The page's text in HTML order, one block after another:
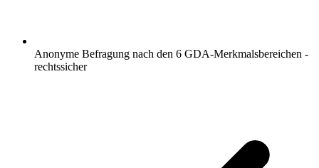
Anonyme Befragung nach den 6 GDA-Merkmalsbereichen -
rechtssicher